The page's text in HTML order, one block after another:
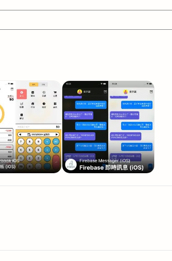
網站架設網頁製作 語言 整合行銷公關
廣告操作 SEO GoogleAnalytics
計 接案 照片後製修圖
網頁製作 SCI醫學論文寫作投稿 Flutter
外包 設計建模渲染 Solidworks 插畫
製作 長篇文案 設計 動畫製作 服務項目